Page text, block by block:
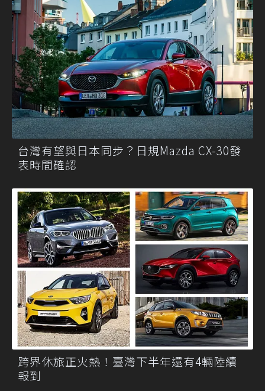
台灣有望與日本同步？日規Mazda CX-30發
表時間確認
跨界休旅正火熱！臺灣下半年還有4輛陸續
報到